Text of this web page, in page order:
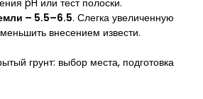
pH или тест полоски.
– 5.5–6.5. Слегка увеличенную
внесением извести.